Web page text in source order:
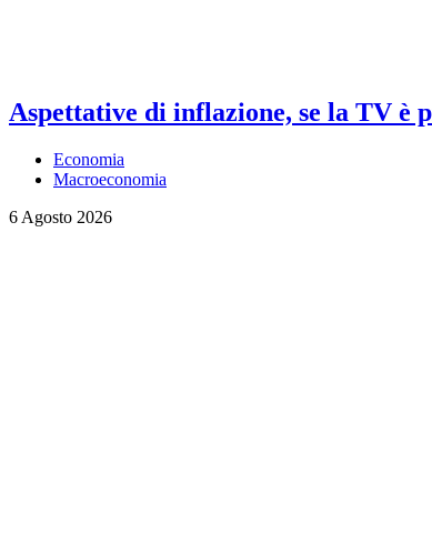
Aspettative di inflazione, se la TV è
Economia
Macroeconomia
6 Agosto 2026